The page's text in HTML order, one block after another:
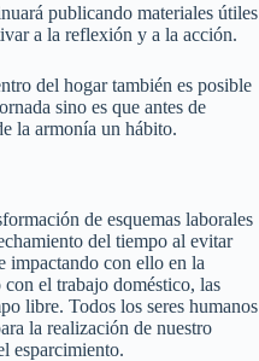
publicando materiales útiles
a la reflexión y a la acción.
del hogar también es posible
sino es que antes de
la armonía un hábito.
de esquemas laborales
del tiempo al evitar
impactando con ello en la
el trabajo doméstico, las
libre. Todos los seres humanos
la realización de nuestro
esparcimiento.